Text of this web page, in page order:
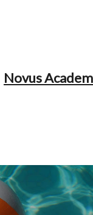
Novus